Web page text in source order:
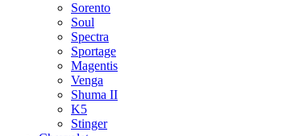
Sorento
Soul
Spectra
Sportage
Magentis
Venga
Shuma II
K5
Stinger